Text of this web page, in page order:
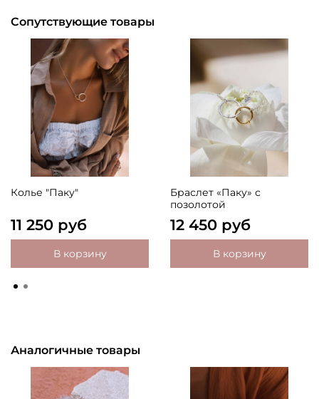
Сопутствующие товары
Колье "Паку"
11 250 руб
В корзину
Браслет «Паку» с
позолотой
12 450 руб
В корзину
Аналогичные товары